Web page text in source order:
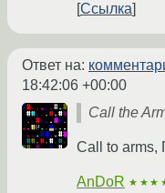
Ссылка
Ответ на:
18:42:06 +00:00
Call the
Call to arms,
AnDoR